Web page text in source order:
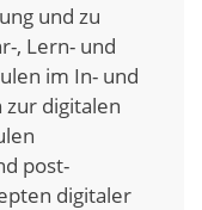
und zu
, Lern- und
im In- und
zur digitalen
post-
digitaler